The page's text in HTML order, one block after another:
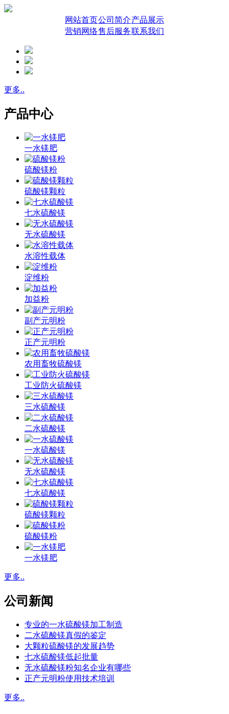
网站首页公司简介产品展示
营销网络售后服务联系我们
更多..
产品中心
一水镁肥
硫酸镁粉
硫酸镁颗粒
七水硫酸镁
无水硫酸镁
水溶性载体
淀维粉
加益粉
副产元明粉
正产元明粉
农用畜牧硫酸镁
工业防火硫酸镁
三水硫酸镁
二水硫酸镁
一水硫酸镁
无水硫酸镁
七水硫酸镁
硫酸镁颗粒
硫酸镁粉
一水镁肥
更多..
公司新闻
专业的一水硫酸镁加工制造
二水硫酸镁真假的鉴定
大颗粒硫酸镁的发展趋势
七水硫酸镁低起批量
无水硫酸镁粉知名企业有哪些
正产元明粉使用技术培训
更多..